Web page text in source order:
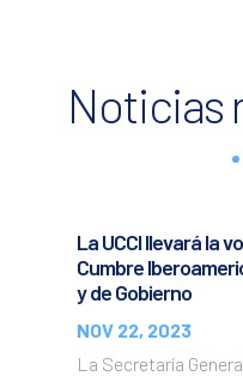
Noticias
La UCCI llevará la
Cumbre
y de Gobierno
NOV 22, 2023
La Secretaría